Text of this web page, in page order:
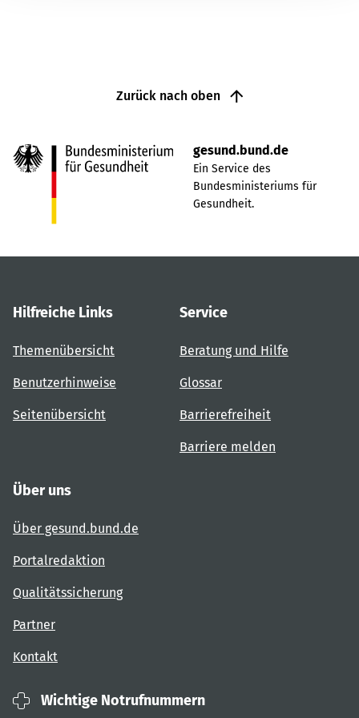
Zurück nach oben
gesund.bund.de
Ein Service des
Bundesministeriums für
Gesundheit.
Hilfreiche Links
Themenübersicht
Benutzerhinweise
Seitenübersicht
Service
Beratung und Hilfe
Glossar
Barrierefreiheit
Barriere melden
Über uns
Über gesund.bund.de
Portalredaktion
Qualitätssicherung
Partner
Kontakt
Wichtige Notrufnummern